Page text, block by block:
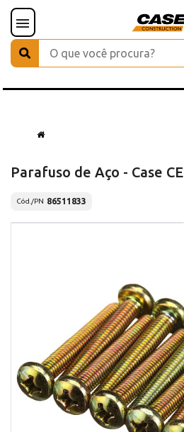
Parafuso de Aço - Case CE
Cód./PN 86511833